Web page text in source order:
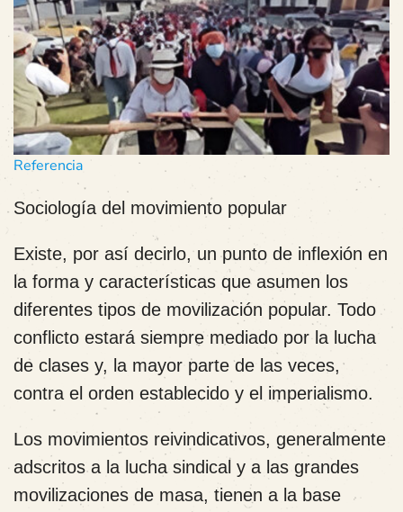
Referencia
Sociología del movimiento popular
Existe, por así decirlo, un punto de inflexión en
la forma y características que asumen los
diferentes tipos de movilización popular. Todo
conflicto estará siempre mediado por la lucha
de clases y, la mayor parte de las veces,
contra el orden establecido y el imperialismo.
Los movimientos reivindicativos, generalmente
adscritos a la lucha sindical y a las grandes
movilizaciones de masa, tienen a la base